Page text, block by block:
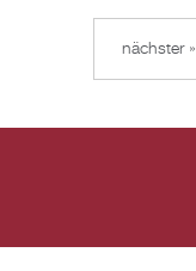
nächster »